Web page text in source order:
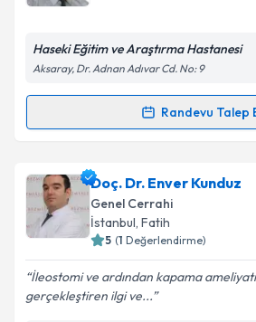
Kişisel verilerimin işlenmesine
Metni'ni okudum ve kişisel
Takvim Talebini
Haseki Eğitim ve Araştırma Hastanesi
Aksaray, Dr. Adnan Adıvar Cd. No: 9
Randevu Talep
Randevu Takvimi Talebi
Op. Dr. Adil Koyuncu için
oluşturun. Size bu uzmandan
takvim hazırlandığında e-posta
Doç. Dr. Enver Kunduz
Genel Cerrahi
İstanbul, Fatih
5 (1 Değerlendirme)
İleostomi ve ardından kapama
gerçekleştiren ilgi ve...